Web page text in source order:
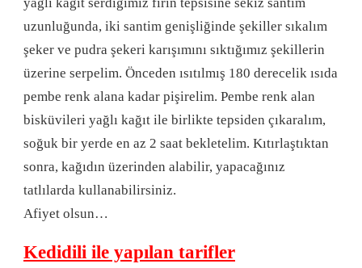
uzunluğunda, iki santim genişliğinde şekiller sıkalım
şeker ve pudra şekeri karışımını sıktığımız şekillerin
üzerine serpelim. Önceden ısıtılmış 180 derecelik ısıda
pembe renk alana kadar pişirelim. Pembe renk alan
bisküvileri yağlı kağıt ile birlikte tepsiden çıkaralım,
soğuk bir yerde en az 2 saat bekletelim. Kıtırlaştıktan
sonra, kağıdın üzerinden alabilir, yapacağınız
tatlılarda kullanabilirsiniz.
Afiyet olsun…
Kedidili ile yapılan tarifler